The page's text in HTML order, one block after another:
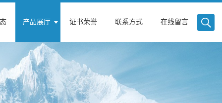
产品展厅 证书荣誉 联系方式 在线留言